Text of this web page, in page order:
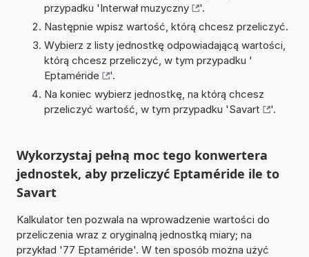
przypadku 'Interwał muzyczny
'.
Następnie wpisz wartość, którą chcesz przeliczyć.
Wybierz z listy jednostkę odpowiadającą wartości,
którą chcesz przeliczyć, w tym przypadku '
Eptaméride
'.
Na koniec wybierz jednostkę, na którą chcesz
przeliczyć wartość, w tym przypadku 'Savart '.
Wykorzystaj pełną moc tego konwertera
jednostek, aby przeliczyć Eptaméride ile to
Savart
Kalkulator ten pozwala na wprowadzenie wartości do
przeliczenia wraz z oryginalną jednostką miary; na
przykład '77 Eptaméride'. W ten sposób można użyć